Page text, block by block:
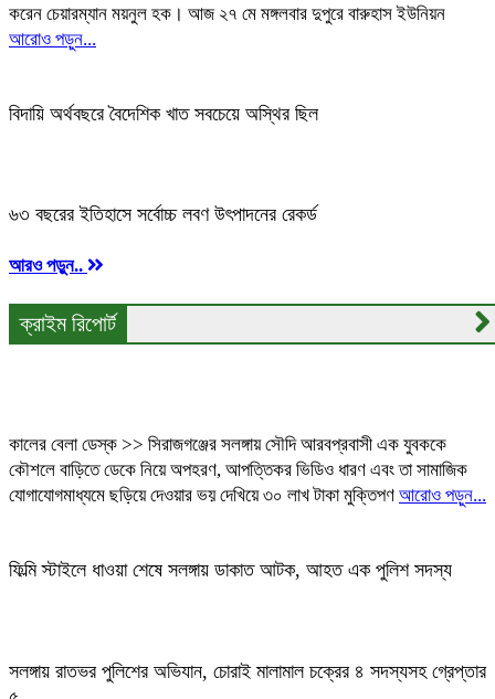
করেন চেয়ারম্যান ময়নুল হক। আজ ২৭ মে মঙ্গলবার দুপুরে বারুহাস ইউনিয়ন
আরোও পড়ুন...
বিদায়ি অর্থবছরে বৈদেশিক খাত সবচেয়ে অস্থির ছিল
৬৩ বছরের ইতিহাসে সর্বোচ্চ লবণ উৎপাদনের রেকর্ড
আরও পড়ুন..
ক্রাইম রিপোর্ট
কালের বেলা ডেস্ক >> সিরাজগঞ্জের সলঙ্গায় সৌদি আরবপ্রবাসী এক যুবককে
কৌশলে বাড়িতে ডেকে নিয়ে অপহরণ, আপত্তিকর ভিডিও ধারণ এবং তা সামাজিক
যোগাযোগমাধ্যমে ছড়িয়ে দেওয়ার ভয় দেখিয়ে ৩০ লাখ টাকা মুক্তিপণ আরোও পড়ুন...
ফিল্মি স্টাইলে ধাওয়া শেষে সলঙ্গায় ডাকাত আটক, আহত এক পুলিশ সদস্য
সলঙ্গায় রাতভর পুলিশের অভিযান, চোরাই মালামাল চক্রের ৪ সদস্যসহ গ্রেপ্তার